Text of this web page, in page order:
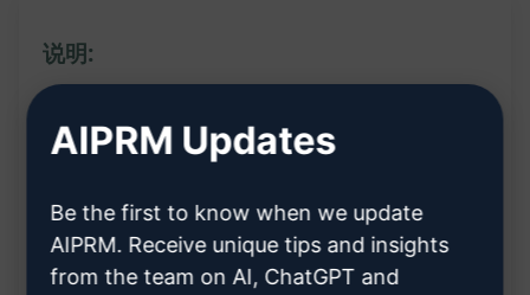
说明:
功能:
生成与关键词相关的完整工作坊内容
提供包括主题、内容大纲和细节在内的全面工作坊
AIPRM Updates
Be the first to know when we update
AIPRM. Receive unique tips and insights
from the team on AI, ChatGPT and